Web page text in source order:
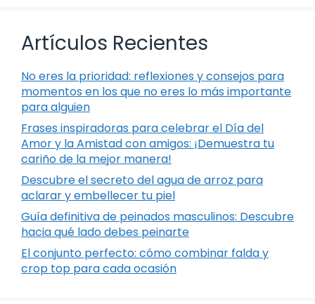
Artículos Recientes
No eres la prioridad: reflexiones y consejos para
momentos en los que no eres lo más importante
para alguien
Frases inspiradoras para celebrar el Día del
Amor y la Amistad con amigos: ¡Demuestra tu
cariño de la mejor manera!
Descubre el secreto del agua de arroz para
aclarar y embellecer tu piel
Guía definitiva de peinados masculinos: Descubre
hacia qué lado debes peinarte
El conjunto perfecto: cómo combinar falda y
crop top para cada ocasión